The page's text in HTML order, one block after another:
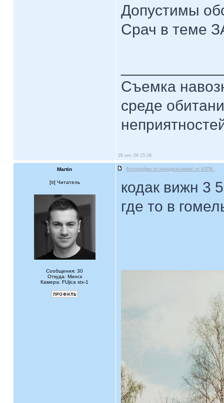
Допустимы
Срач в теме
Съемка
среде
29 окт, 09 15:29
Martin Фотографии по понедельникам! от КЛПФ.
[ ] Читатель
Сообщения: 30
Откуда: Минск
Камера: FUjica stx-1
кодак вижн 3
где то в